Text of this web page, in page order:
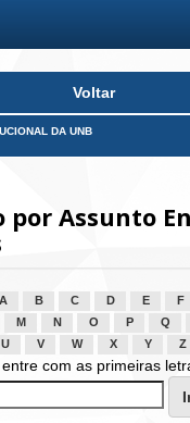
Voltar
DA UNB
por Assunto
A B C D E F
M N O P Q
U
V W X Y Z
com as primeiras